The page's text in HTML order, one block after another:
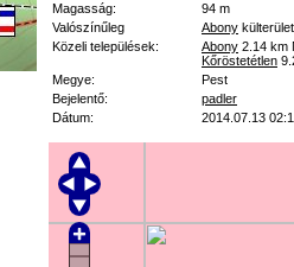
Magasság:
94 m
Valószínűleg
Abony
Közeli települések:
Abony 2.14 km
Kőröstetétlen
Megye:
Pest
Bejelentő:
padler
Dátum:
2014.07.13